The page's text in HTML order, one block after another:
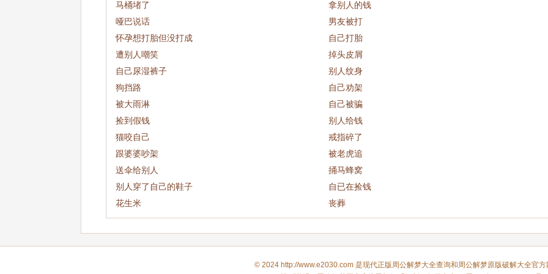
马桶堵了
拿别人的钱
哑巴说话
男友被打
怀孕想打胎但没打成
自己打胎
遭别人嘲笑
掉头皮屑
自己尿湿裤子
别人纹身
狗挡路
自己劝架
被大雨淋
自己被骗
捡到假钱
别人给钱
猫咬自己
戒指碎了
跟婆婆吵架
被老虎追
送伞给别人
捅马蜂窝
别人穿了自己的鞋子
自已在捡钱
花生米
丧葬
© 2024 http://www.e2030.com 是现代正版周公解梦大全查询和周公解梦原版破解大全官方